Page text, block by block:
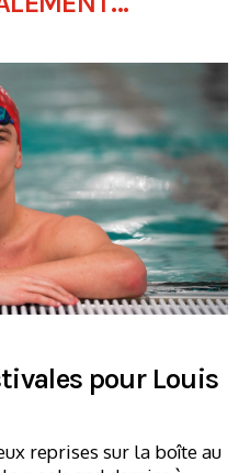
pour Louis
reprises sur la boîte au